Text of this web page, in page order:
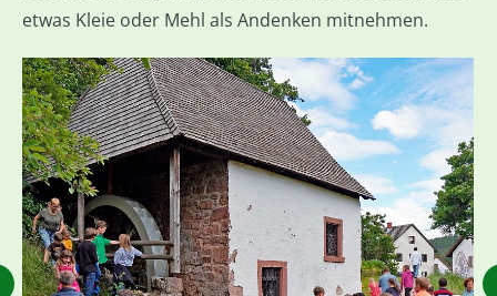
etwas Kleie oder Mehl als Andenken mitnehmen.